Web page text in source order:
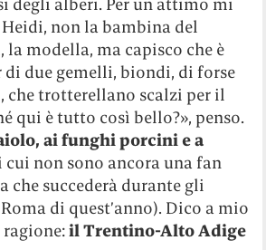
degli alberi. Per un attimo mi
non la bambina del
la modella, ma capisco che è
due gemelli, biondi, di forse
che trotterellano scalzi per il
qui è tutto così bello?», penso.
ai funghi porcini e a
cui non sono ancora una fan
che succederà durante gli
di quest’anno). Dico a mio
il Trentino-Alto Adige